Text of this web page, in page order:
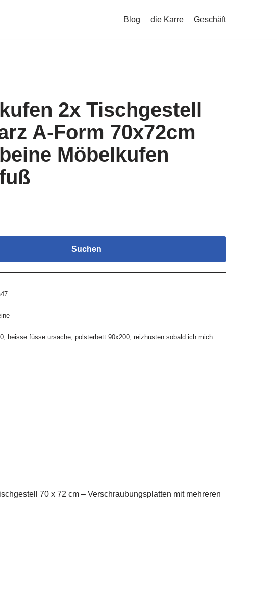
Blog die Karre Geschäft
2x Tischgestell
A-Form 70x72cm
Möbelkufen
Suchen
, heisse füsse ursache, polsterbett 90x200, reizhusten sobald ich mich
70 x 72 cm – Verschraubungsplatten mit mehreren